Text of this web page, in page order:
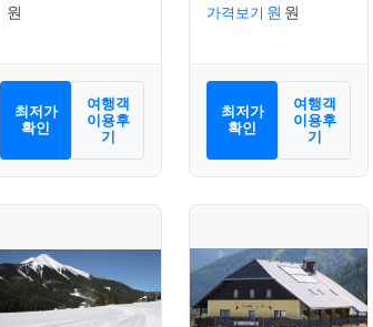
최저가
확인
여행객
이용후
기
가격보기
최저가
확인
여행객
이용후
기